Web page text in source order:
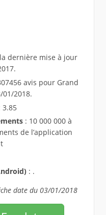
dernière mise à jour
avis pour Grand
2018.
: 10 000 000 à
de l’application
: .
date du 03/01/2018